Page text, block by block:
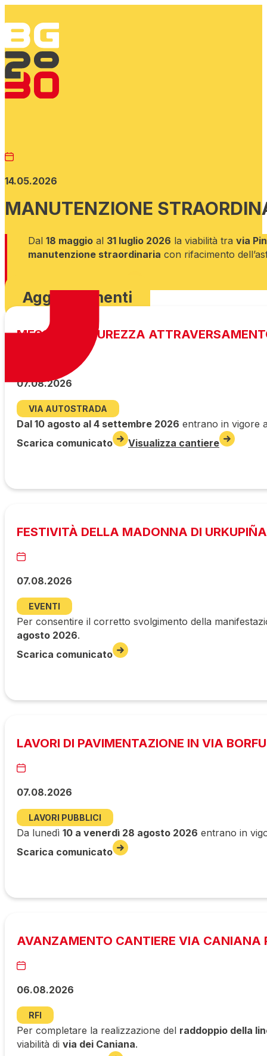
14.05.2026
MANUTENZIONE
Dal 18 maggio al 31 luglio 2026 la viabilità tra via
manutenzione straordinaria con rifacimento
Aggiornamenti
MESSA IN SICUREZZA
07.08.2026
VIA AUTOSTRADA
Dal 10 agosto al 4 settembre 2026 entrano in vigore
Scarica comunicato
Visualizza cantiere
FESTIVITÀ DELLA MADONNA DI URKUPIÑA
07.08.2026
EVENTI
Per consentire il corretto svolgimento della
agosto 2026.
Scarica comunicato
LAVORI DI PAVIMENTAZIONE IN VIA
07.08.2026
LAVORI PUBBLICI
Da lunedì 10 a venerdì 28 agosto 2026 entrano in
Scarica comunicato
AVANZAMENTO CANTIERE VIA CANIANA
06.08.2026
RFI
Per completare la realizzazione del raddoppio della
viabilità di via dei Caniana.